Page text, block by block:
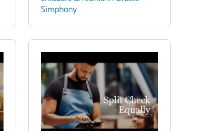
Simphony